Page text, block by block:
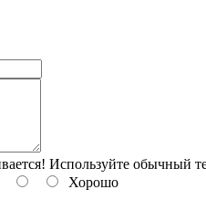
Используйте обычный
Хорошо